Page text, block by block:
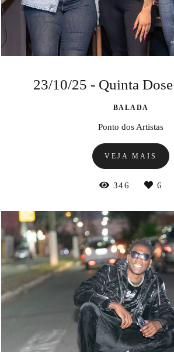
BALADA
Ponto dos Artistas
VEJA MAIS
346 6